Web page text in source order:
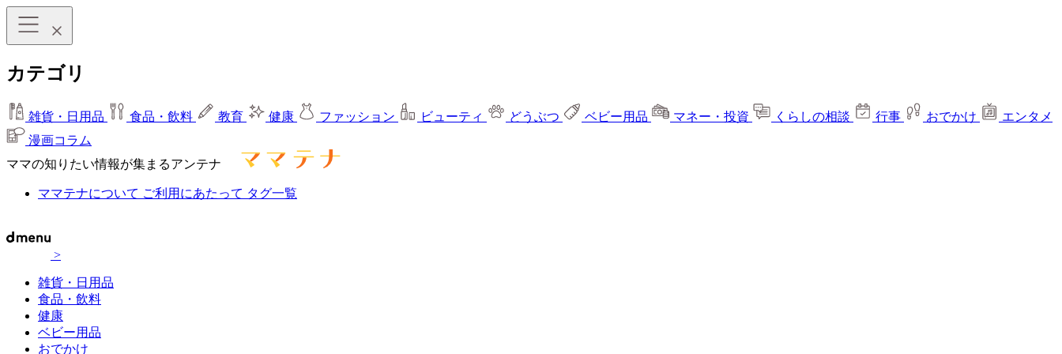
カテゴリ
雑貨・日用品 食品・飲料 教育 健康 ファッション ビューティ どうぶつ ベビー用品 マネー・投資 くらしの相談 行事 おでかけ
エンタメ
漫画コラム
ママの知りたい情報が集まるアンテナ
ママテナについて ご利用にあたって タグ一覧
>
雑貨・日用品
食品・飲料
健康
ベビー用品
おでかけ